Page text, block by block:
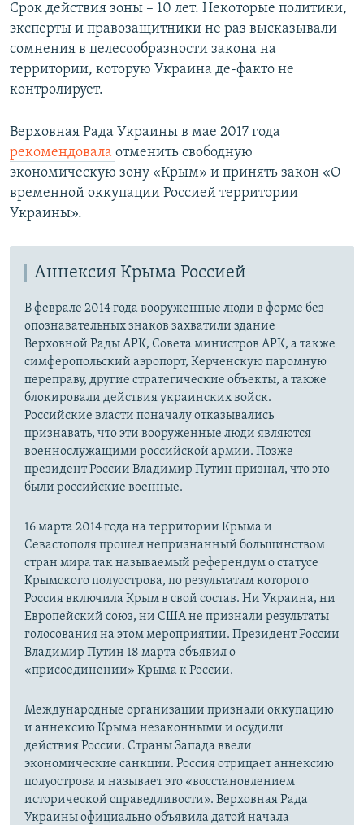
Срок действия зоны – 10 лет. Некоторые политики,
эксперты и правозащитники не раз высказывали
сомнения в целесообразности закона на
территории, которую Украина де-факто не
контролирует.​
Верховная Рада Украины в мае 2017 года
рекомендовала отменить свободную
экономическую зону «Крым» и принять закон «О
временной оккупации Россией территории
Украины».
Аннексия Крыма Россией
В феврале 2014 года вооруженные люди в форме без
опознавательных знаков захватили здание
Верховной Рады АРК, Совета министров АРК, а также
симферопольский аэропорт, Керченскую паромную
переправу, другие стратегические объекты, а также
блокировали действия украинских войск.
Российские власти поначалу отказывались
признавать, что эти вооруженные люди являются
военнослужащими российской армии. Позже
президент России Владимир Путин признал, что это
были российские военные.
16 марта 2014 года на территории Крыма и
Севастополя прошел непризнанный большинством
стран мира так называемый референдум о статусе
Крымского полуострова, по результатам которого
Россия включила Крым в свой состав. Ни Украина, ни
Европейский союз, ни США не признали результаты
голосования на этом мероприятии. Президент России
Владимир Путин 18 марта объявил о
«присоединении» Крыма к России.
Международные организации признали оккупацию
и аннексию Крыма незаконными и осудили
действия России. Страны Запада ввели
экономические санкции. Россия отрицает аннексию
полуострова и называет это «восстановлением
исторической справедливости». Верховная Рада
Украины официально объявила датой начала